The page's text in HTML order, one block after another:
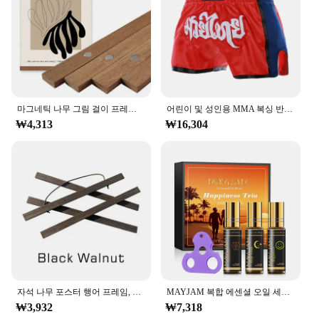
₩4,313
어린이 및 성인용 MMA 복싱 반바지, 무에타이 및 태권도 훈련용 무술 의류, 자수
₩16,304
₩3,932 ₩7,318